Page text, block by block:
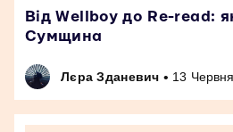
Від Wellboy до Re-read:
Сумщина
Лєра Зданевич • 13